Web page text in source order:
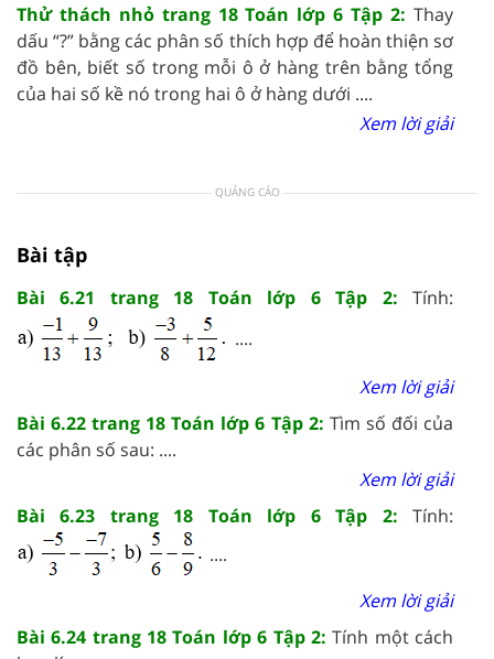
Thử thách nhỏ trang 18 Toán lớp 6 Tập 2: Thay
dấu “?” bằng các phân số thích hợp để hoàn thiện sơ
đồ bên, biết số trong mỗi ô ở hàng trên bằng tổng
của hai số kề nó trong hai ô ở hàng dưới ....
Xem lời giải
QUẢNG CÁO
Bài tập
Bài 6.21 trang 18 Toán lớp 6 Tập 2: Tính:
....
Xem lời giải
Bài 6.22 trang 18 Toán lớp 6 Tập 2: Tìm số đối của
các phân số sau: ....
Xem lời giải
Bài 6.23 trang 18 Toán lớp 6 Tập 2: Tính:
....
Xem lời giải
Bài 6.24 trang 18 Toán lớp 6 Tập 2:Tính một cách